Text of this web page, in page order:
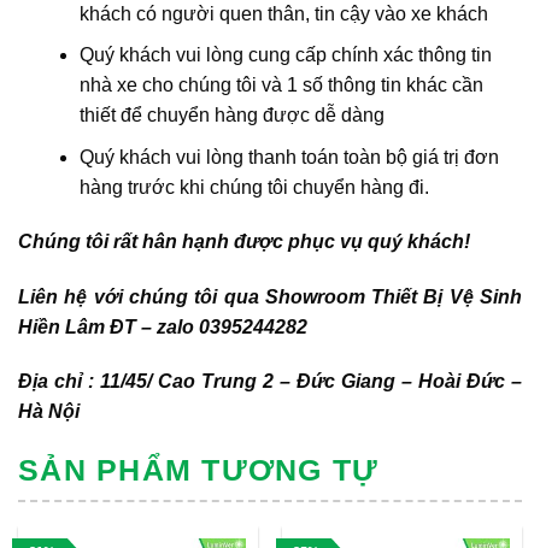
khách có người quen thân, tin cậy vào xe khách
Quý khách vui lòng cung cấp chính xác thông tin
nhà xe cho chúng tôi và 1 số thông tin khác cần
thiết để chuyển hàng được dễ dàng
Quý khách vui lòng thanh toán toàn bộ giá trị đơn
hàng trước khi chúng tôi chuyển hàng đi.
Chúng tôi rất hân hạnh được phục vụ quý khách!
Liên hệ với chúng tôi qua Showroom Thiết Bị Vệ Sinh
Hiền Lâm ĐT – zalo 0395244282
Địa chỉ : 11/45/ Cao Trung 2 – Đức Giang – Hoài Đức –
Hà Nội
SẢN PHẨM TƯƠNG TỰ